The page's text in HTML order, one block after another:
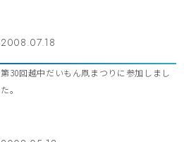
2008.07.18
第30回越中だいもん凧まつりに参加しまし
た。